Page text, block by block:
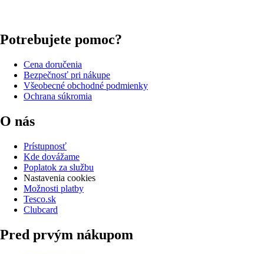
Potrebujete pomoc?
Cena doručenia
Bezpečnosť pri nákupe
Všeobecné obchodné podmienky
Ochrana súkromia
O nás
Prístupnosť
Kde dovážame
Poplatok za službu
Nastavenia cookies
Možnosti platby
Tesco.sk
Clubcard
Pred prvým nákupom